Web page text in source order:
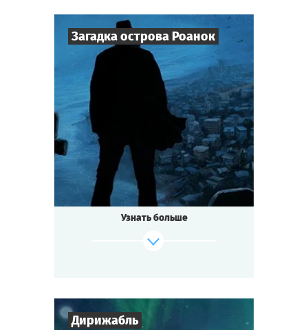
Cыграть Смотреть сценарий
Загадка острова Роанок
Игроков -25
Время игры ч.
Тематика Мистика
Тип квеста Квестория
Узнать больше
Дирижабль